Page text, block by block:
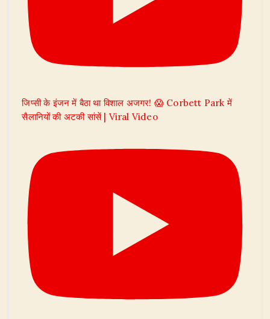
जिप्सी के इंजन में बैठा था विशाल अजगर! 😱 Corbett Park में
सैलानियों की अटकी सांसें | Viral Video